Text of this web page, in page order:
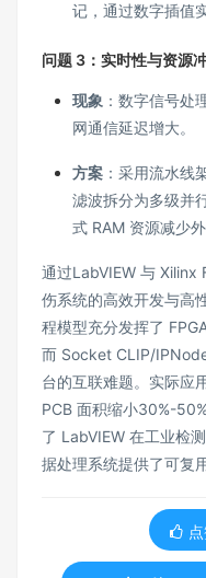
记，通过数字插值
问题 3：实时性与资源
现象 ：数字信号处
网通信延迟增大。
方案 ：采用流水线
滤波拆分为多级并
式 RAM 资源减少
通过LabVIEW 与 Xilinx
伤系统的高效开发与高
程模型充分发挥了
而 Socket CLIP/
台的互联难题。实际应
PCB 面积缩小30%-
了 LabVIEW 在工业检
据处理系统提供了可复